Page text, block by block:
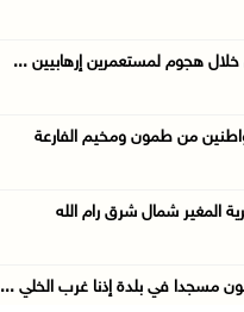
من طمون ومخيم الفارعة
المغير شمال شرق رام الله
مسجدا في بلدة إذنا غرب الخلي ...